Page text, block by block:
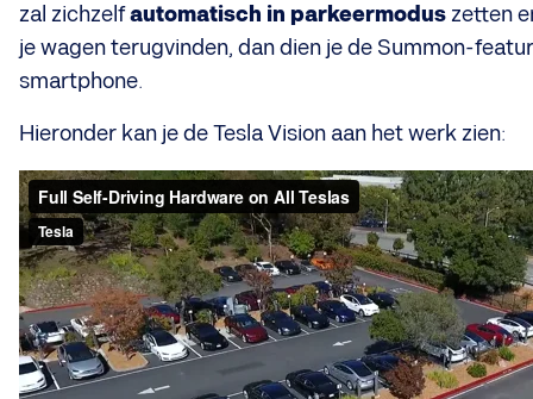
zal zichzelfautomatisch in parkeermoduszetten
je wagen terugvinden, dan dien je de Summon-
smartphone.
Hieronder kan je de Tesla Vision aan het werk zien: